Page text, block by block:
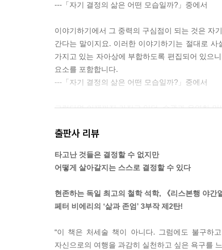
---「자기 결정의 삶은 어떤 모습일까?」중에서
이야기하기에서 그 중력의 구심점이 되는 것은 자
간다는 말이지요. 이러한 이야기하기는 절대로
가지고 있는 자아상에 부합하도록 편집되어 있으
요소를 포함합니다.
---「자기 결정의 삶은 어떤 모습일까?」중에서
그렇다면 이제까지 가지고 있던, 습관과 우연한
는 것이지요.
문학적 텍스트는 경험을 예술적으로 나타내는 언
픽션은 실제 경험의 흐름 속에서는 좀처럼 일어
어서 드라마적인 전개라는 수단으로 혼란스러운
---「자기 인식은 왜 중요한가?」중에서
출판사 리뷰
타고난 것들은 결정할 수 없지만
어떻게 살아갈지는 스스로 결정할 수 있다
현존하는 독일 최고의 철학 석학, 《리스본행 야간
페터 비에리의 ‘삶과 존엄’ 3부작 제2탄!
“이 책은 처세술 책이 아니다. 그럼에도 불구하
자신으로의 여행을 과감히 실천하고 싶은 욕구를